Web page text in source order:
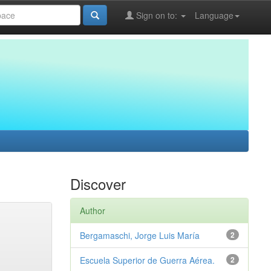
Language
Sign on to:
Discover
Author
2
Bergamaschi, Jorge Luis María
2
Escuela Superior de Guerra Aérea.